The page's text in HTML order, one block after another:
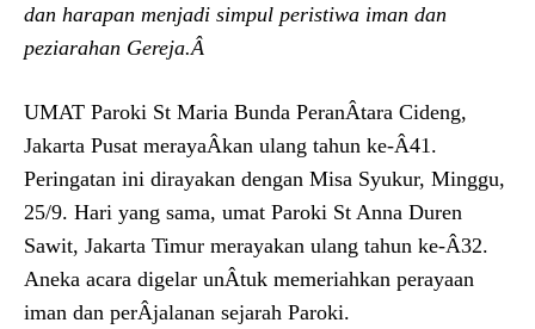
dan harapan menjadi simpul peristiwa iman dan
peziarahan Gereja.Â
UMAT Paroki St Maria Bunda PeranÂ­tara Cideng,
Jakarta Pusat merayaÂ­kan ulang tahun ke-Â­41.
Peringatan ini dirayakan dengan Misa Syukur, Minggu,
25/9. Hari yang sama, umat Paroki St Anna Duren
Sawit, Jakarta Timur merayakan ulang tahun ke-Â­32.
Aneka acara digelar unÂ­tuk memeriahkan perayaan
iman dan perÂ­jalanan sejarah Paroki.